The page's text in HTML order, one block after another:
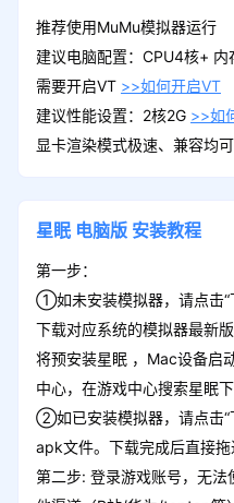
推荐使用MuMu模拟器运行
建议电脑配置：CPU4核+
需要开启VT >>如何开启VT
建议性能设置：2核2G >>如
显卡渲染模式极速、兼容均可
星眠 电脑版 安装教程
第一步：
①如未安装模拟器，请点击“
下载对应系统的模拟器最新
将预安装星眠 ，Mac设备启
中心，在游戏中心搜索星眠下
②如已安装模拟器，请点击“
apk文件。下载完成后直接拖
第二步: 登录游戏账号，无